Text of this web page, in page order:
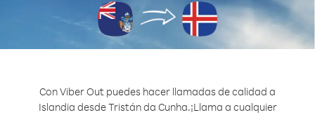
Con Viber Out puedes hacer llamadas de calidad a
Islandia desde Tristán da Cunha.¡Llama a cualquier